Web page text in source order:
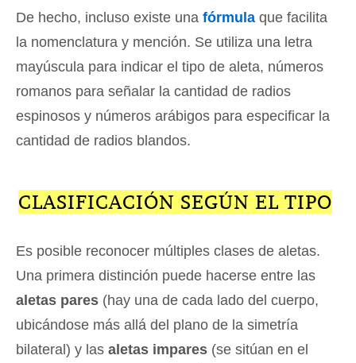
De hecho, incluso existe una fórmula que facilita
la nomenclatura y mención. Se utiliza una letra
mayúscula para indicar el tipo de aleta, números
romanos para señalar la cantidad de radios
espinosos y números arábigos para especificar la
cantidad de radios blandos.
CLASIFICACIÓN SEGÚN EL TIPO
Es posible reconocer múltiples clases de aletas.
Una primera distinción puede hacerse entre las
aletas pares (hay una de cada lado del cuerpo,
ubicándose más allá del plano de la simetría
bilateral) y las aletas impares (se sitúan en el